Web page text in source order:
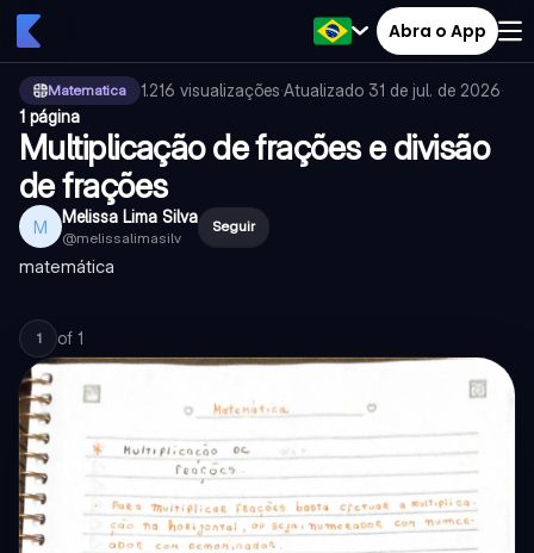
Abra o App
Matematica 1.216 visualizações·Atualizado 31 de jul. de 2026·
1 página
Multiplicação de frações e divisão
de frações
M Melissa Lima Silva
@melissalimasilv
Seguir
matemática
1 of 1